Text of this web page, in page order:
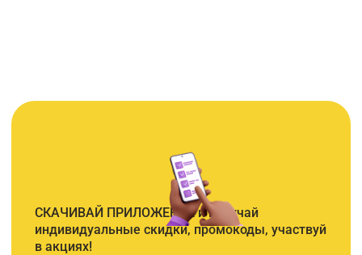
СКАЧИВАЙ ПРИЛОЖЕНИЕ и получай
индивидуальные скидки, промокоды, участвуй
в акциях!